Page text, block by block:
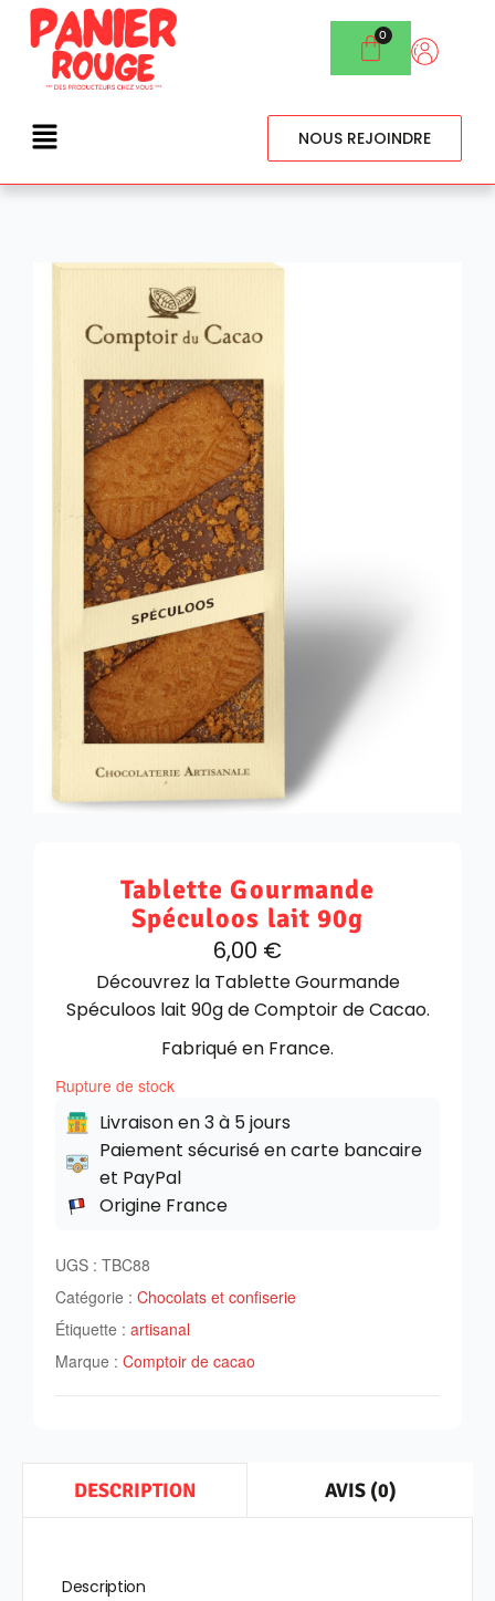
NOUS REJOINDRE
Tablette Gourmande
Spéculoos lait 90g
6,00 €
Découvrez la Tablette Gourmande
Spéculoos lait 90g de Comptoir de Cacao.
Fabriqué en France.
Rupture de stock
Livraison en 3 à 5 jours
Paiement sécurisé en carte bancaire
et PayPal
Origine France
UGS : TBC88
Catégorie : Chocolats et confiserie
Étiquette : artisanal
Marque : Comptoir de cacao
DESCRIPTION AVIS (0)
Description